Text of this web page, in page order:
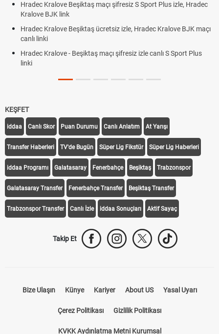
Kralove Beşiktaş maçı şifresiz S Sport Plus izle, Hradec
BJK link
Kralove Beşiktaş ücretsiz izle, Hradec Kralove BJK maçı
linki
Kralove - Beşiktaş maçı şifresiz izle canlı S Sport Plus
KEŞFET
iddaa Canlı Skor Puan Durumu Canlı Anlatım At Yarışı
Transfer Haberleri TV'de Bugün Süper Lig Fikstür Süper Lig Haberleri
iddaa Programı Galatasaray Fenerbahçe Beşiktaş Trabzonspor
Galatasaray Transfer Fenerbahçe Transfer Beşiktaş Transfer
Trabzonspor Transfer Canlı İzle iddaa Sonuçları Aktif Sayaç
Takip Et
Bize Ulaşın Künye Kariyer About US Yasal Uyarı
Çerez Politikası Gizlilik Politikası
KVKK Aydınlatma Metni Kurumsal